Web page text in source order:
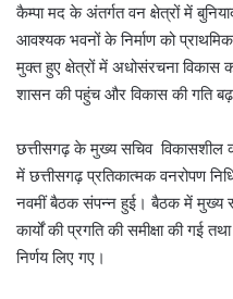
कैम्पा मद के अंतर्गत वन क्षेत्रों में
आवश्यक भवनों के निर्माण को
मुक्त हुए क्षेत्रों में अधोसंरचना विकास
शासन की पहुंच और विकास की गति
छत्तीसगढ़ के मुख्य सचिव विकासशील
में छत्तीसगढ़ प्रतिकात्मक वनरोपण
नवमीं बैठक संपन्न हुई। बैठक में
कार्यों की प्रगति की समीक्षा की गई
निर्णय लिए गए।